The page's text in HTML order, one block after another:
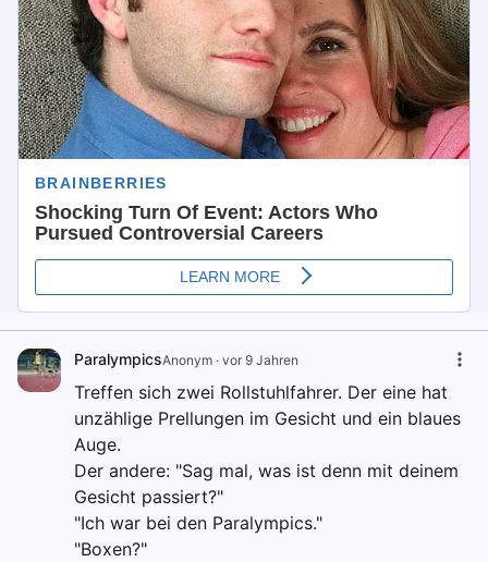
ParalympicsAnonym · vor 9 Jahren
Treffen sich zwei Rollstuhlfahrer. Der eine hat
unzählige Prellungen im Gesicht und ein blaues
Auge.
Der andere: "Sag mal, was ist denn mit deinem
Gesicht passiert?"
"Ich war bei den Paralympics."
"Boxen?"